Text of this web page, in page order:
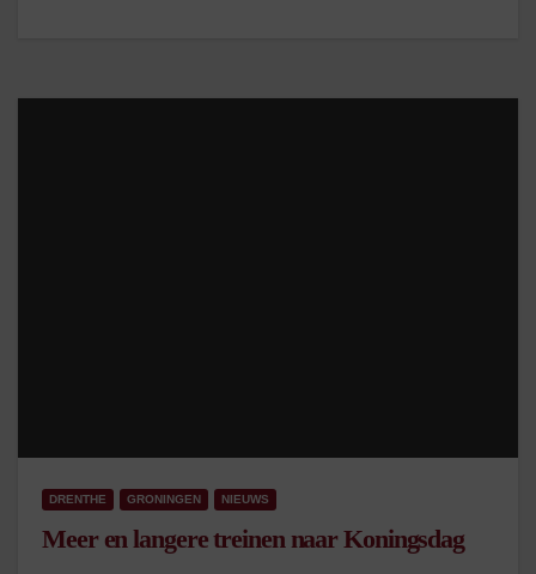
DRENTHE GRONINGEN NIEUWS
Meer en langere treinen naar Koningsdag